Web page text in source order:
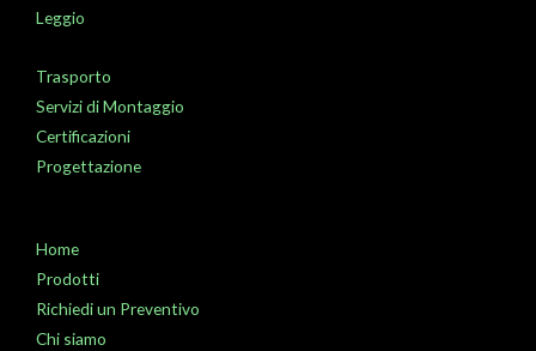
Leggio
Trasporto
Servizi di Montaggio
Certificazioni
Progettazione
Home
Prodotti
Richiedi un Preventivo
Chi siamo